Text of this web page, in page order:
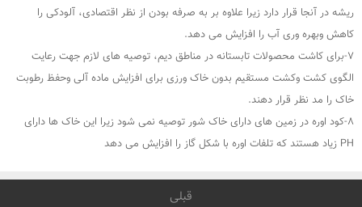
ریشه در آنجا قرار دارد زیرا علاوه بر به صرفه بودن از نظر اقتصادی، آلودکی را
کاهش وبهره وری آب را افزایش می دهد.
۷-برای کاشت محصولات تابستانه در مناطق دیم، توصیه های لازم جهت رعایت
الگوی کشت و‌کشت مستقیم بدون خاک ورزی برای افزایش ماده آلی و‌حفظ رطوبت
خاک را مد نظر قرار دهند.
۸-کود اوره در زمین های دارای خاک شور توصیه نمی شود زیرا این خاک ها دارای
PH زیاد هستند که تلفات اوره با شکل گاز را افزایش می دهد
قبلی